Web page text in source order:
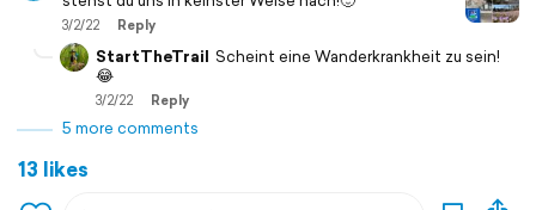
3/2/22 Reply
StartTheTrail Scheint eine Wanderkrankheit zu sein!
😂
3/2/22 Reply
5 more comments
13 likes